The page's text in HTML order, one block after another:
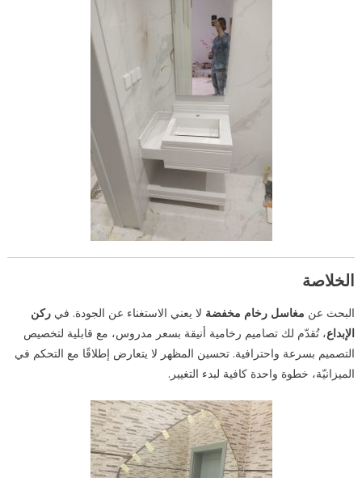
الخلاصة
البحث عن مغاسل رخام مخفضة لا يعني الاستغناء عن الجودة. في ركن
الإبداع، تُقدّم لك تصاميم رخامية أنيقة بسعر مدروس، مع قابلية لتخصيص
التصميم بسرعة واحترافية. تحسين المظهر لا يتعارض إطلاقًا مع التحكم في
الميزانيّة، خطوة واحدة كافية لبدء التغيير.